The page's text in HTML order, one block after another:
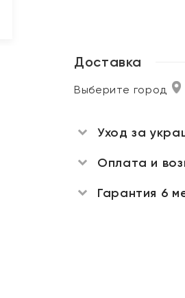
Доставка
Выберите город
Уход за
Оплата и
Гарантия 6